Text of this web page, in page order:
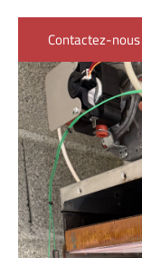
Contactez-nous